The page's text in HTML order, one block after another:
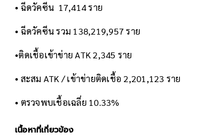
• ฉีดวัคซีน 17,414 ราย
• ฉีดวัคซีน รวม 138,219,957 ราย
•ติดเชื้อเข้าข่าย ATK 2,345 ราย
• สะสม ATK / เข้าข่ายติดเชื้อ 2,201,123 ราย
• ตรวจพบเชื้อเฉลี่ย 10.33%
เนื้อหาที่เกี่ยวข้อง